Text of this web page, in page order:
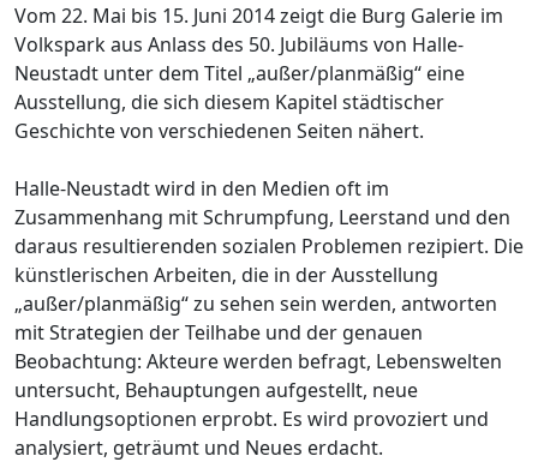
Vom 22. Mai bis 15. Juni 2014 zeigt die Burg Galerie im
Volkspark aus Anlass des 50. Jubiläums von Halle-
Neustadt unter dem Titel „außer/planmäßig“ eine
Ausstellung, die sich diesem Kapitel städtischer
Geschichte von verschiedenen Seiten nähert.
Halle-Neustadt wird in den Medien oft im
Zusammenhang mit Schrumpfung, Leerstand und den
daraus resultierenden sozialen Problemen rezipiert. Die
künstlerischen Arbeiten, die in der Ausstellung
„außer/planmäßig“ zu sehen sein werden, antworten
mit Strategien der Teilhabe und der genauen
Beobachtung: Akteure werden befragt, Lebenswelten
untersucht, Behauptungen aufgestellt, neue
Handlungsoptionen erprobt. Es wird provoziert und
analysiert, geträumt und Neues erdacht.